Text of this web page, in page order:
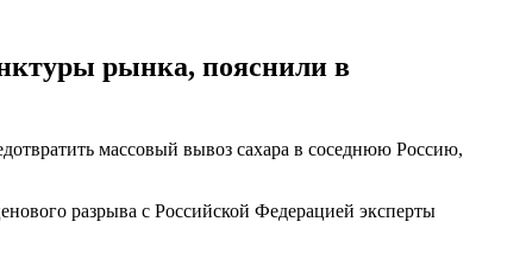
рынка, пояснили в
массовый вывоз сахара в соседнюю Россию,
разрыва с Российской Федерацией эксперты